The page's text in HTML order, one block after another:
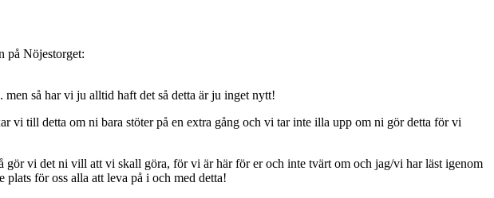
på Nöjestorget:
så har vi ju alltid haft det så detta är ju inget nytt!
till detta om ni bara stöter på en extra gång och vi tar inte illa upp om ni gör detta för vi
gör vi det ni vill att vi skall göra, för vi är här för er och inte tvärt om och jag/vi har läst igenom
för oss alla att leva på i och med detta!